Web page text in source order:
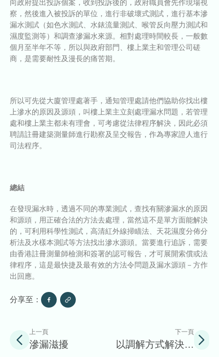
向政府提出投訴個案，收到投訴後的，政府職員會先作現場視
察，然後進入被投訴的單位，進行非破壞式測試，進行基本滲
漏水測試（如色水測試、水錶流量測試、喉管反向壓力測試和
濕度監測等）和調查滲漏水來源。相對處理時間較長，一般數
個月至半年不等，所以與政府部門、樓上業主和管理公司磋
商，是需要耐性及漫長的痛苦期。
所以可先從大廈管理處著手，通知管理處請他們協助你找出樓
上滲水的原因及源頭，叫樓上業主立刻處理漏水問題，若管理
處和樓上業主都未有理會，可考慮從法律程序解決，因此必須
聘請註冊建築測量師進行勘察及呈交報告，作為專家證人進行
司法程序。
總結
在發現漏水時，透過不同的專業測試，查找有關滲漏水的原因
和源頭，用正確合法的方法去處理，當然這不是單方面能解決
的，可利用科學性測試，高清紅外線掃瞄法、天花濕度分佈分
析法及水樣本測試等方法找出滲水源頭。當要進行追訴，需要
由香港註冊測量師檢測和簽署的認可報告，才可展開索償或法
律程序，這是最快捷及最有效的方法令問題及漏水源頭－方作
出回應。
分享至：
上一頁
滲漏滋擾
下一頁
以調解方式解決滲